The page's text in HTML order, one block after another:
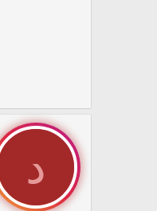
د